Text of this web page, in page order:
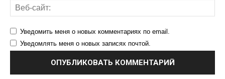
Уведомить меня о новых комментариях по email.
Уведомлять меня о новых записях почтой.